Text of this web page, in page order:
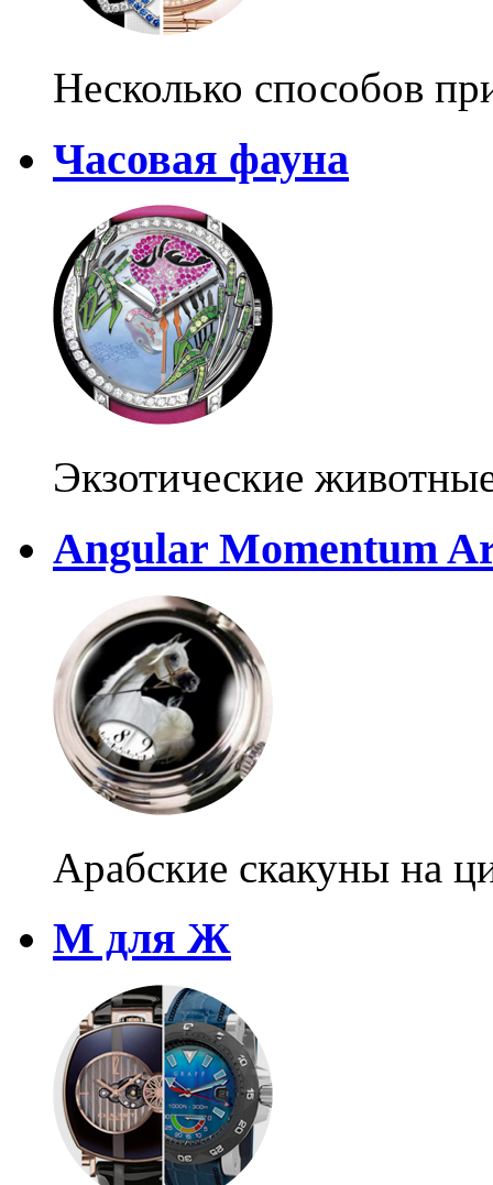
Несколько способов
Часовая фауна
Экзотические
Angular Momentum
Арабские скакуны на
М для Ж